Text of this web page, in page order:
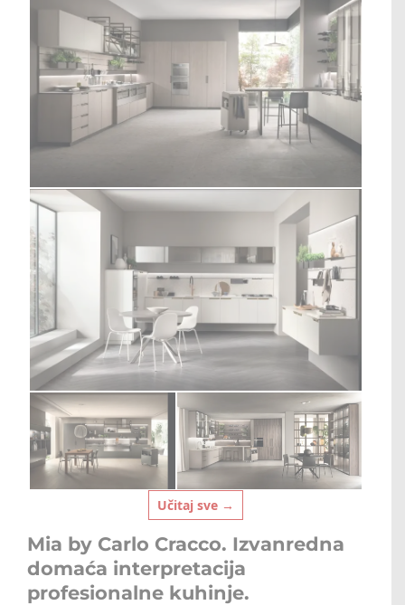
Učitaj sve →
Mia by Carlo Cracco. Izvanredna
domaća interpretacija
profesionalne kuhinje.